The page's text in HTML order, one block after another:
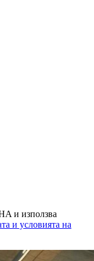
и използва
и условията на